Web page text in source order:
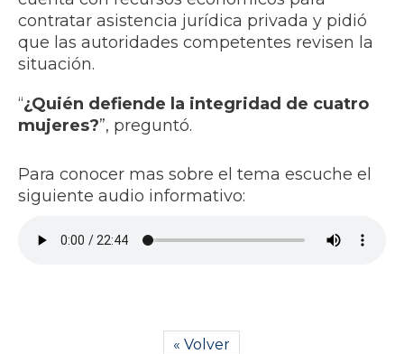
contratar asistencia jurídica privada y pidió
que las autoridades competentes revisen la
situación.
“¿Quién defiende la integridad de cuatro
mujeres?”, preguntó.
Para conocer mas sobre el tema escuche el
siguiente audio informativo:
« Volver